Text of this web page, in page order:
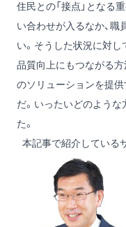
住民との「接点」となる
い合わせが入るなか、
い。そうした状況に対し
品質向上にもつながる方
のソリューションを提供
だ。いったいどのよう
た。
本記事で紹介している